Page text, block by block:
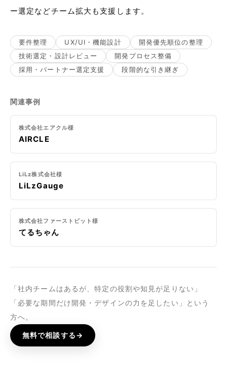
ー選定などチーム拡大も支援します。
要件整理 UX/UI・機能設計
開発優先順位の整理
技術選定・設計レビュー
開発プロセス整備
採用・パートナー選定支援
段階的な引き継ぎ
関連事例
株式会社エアクル様
AIRCLE
LiLz株式会社様
LiLzGauge
株式会社ファーストビット様
てるちゃん
「社内チームはあるが、特定の役割や知見が足りない」
「必要な期間だけ開発・デザインの力を足したい」という
方へ。
無料で相談する→